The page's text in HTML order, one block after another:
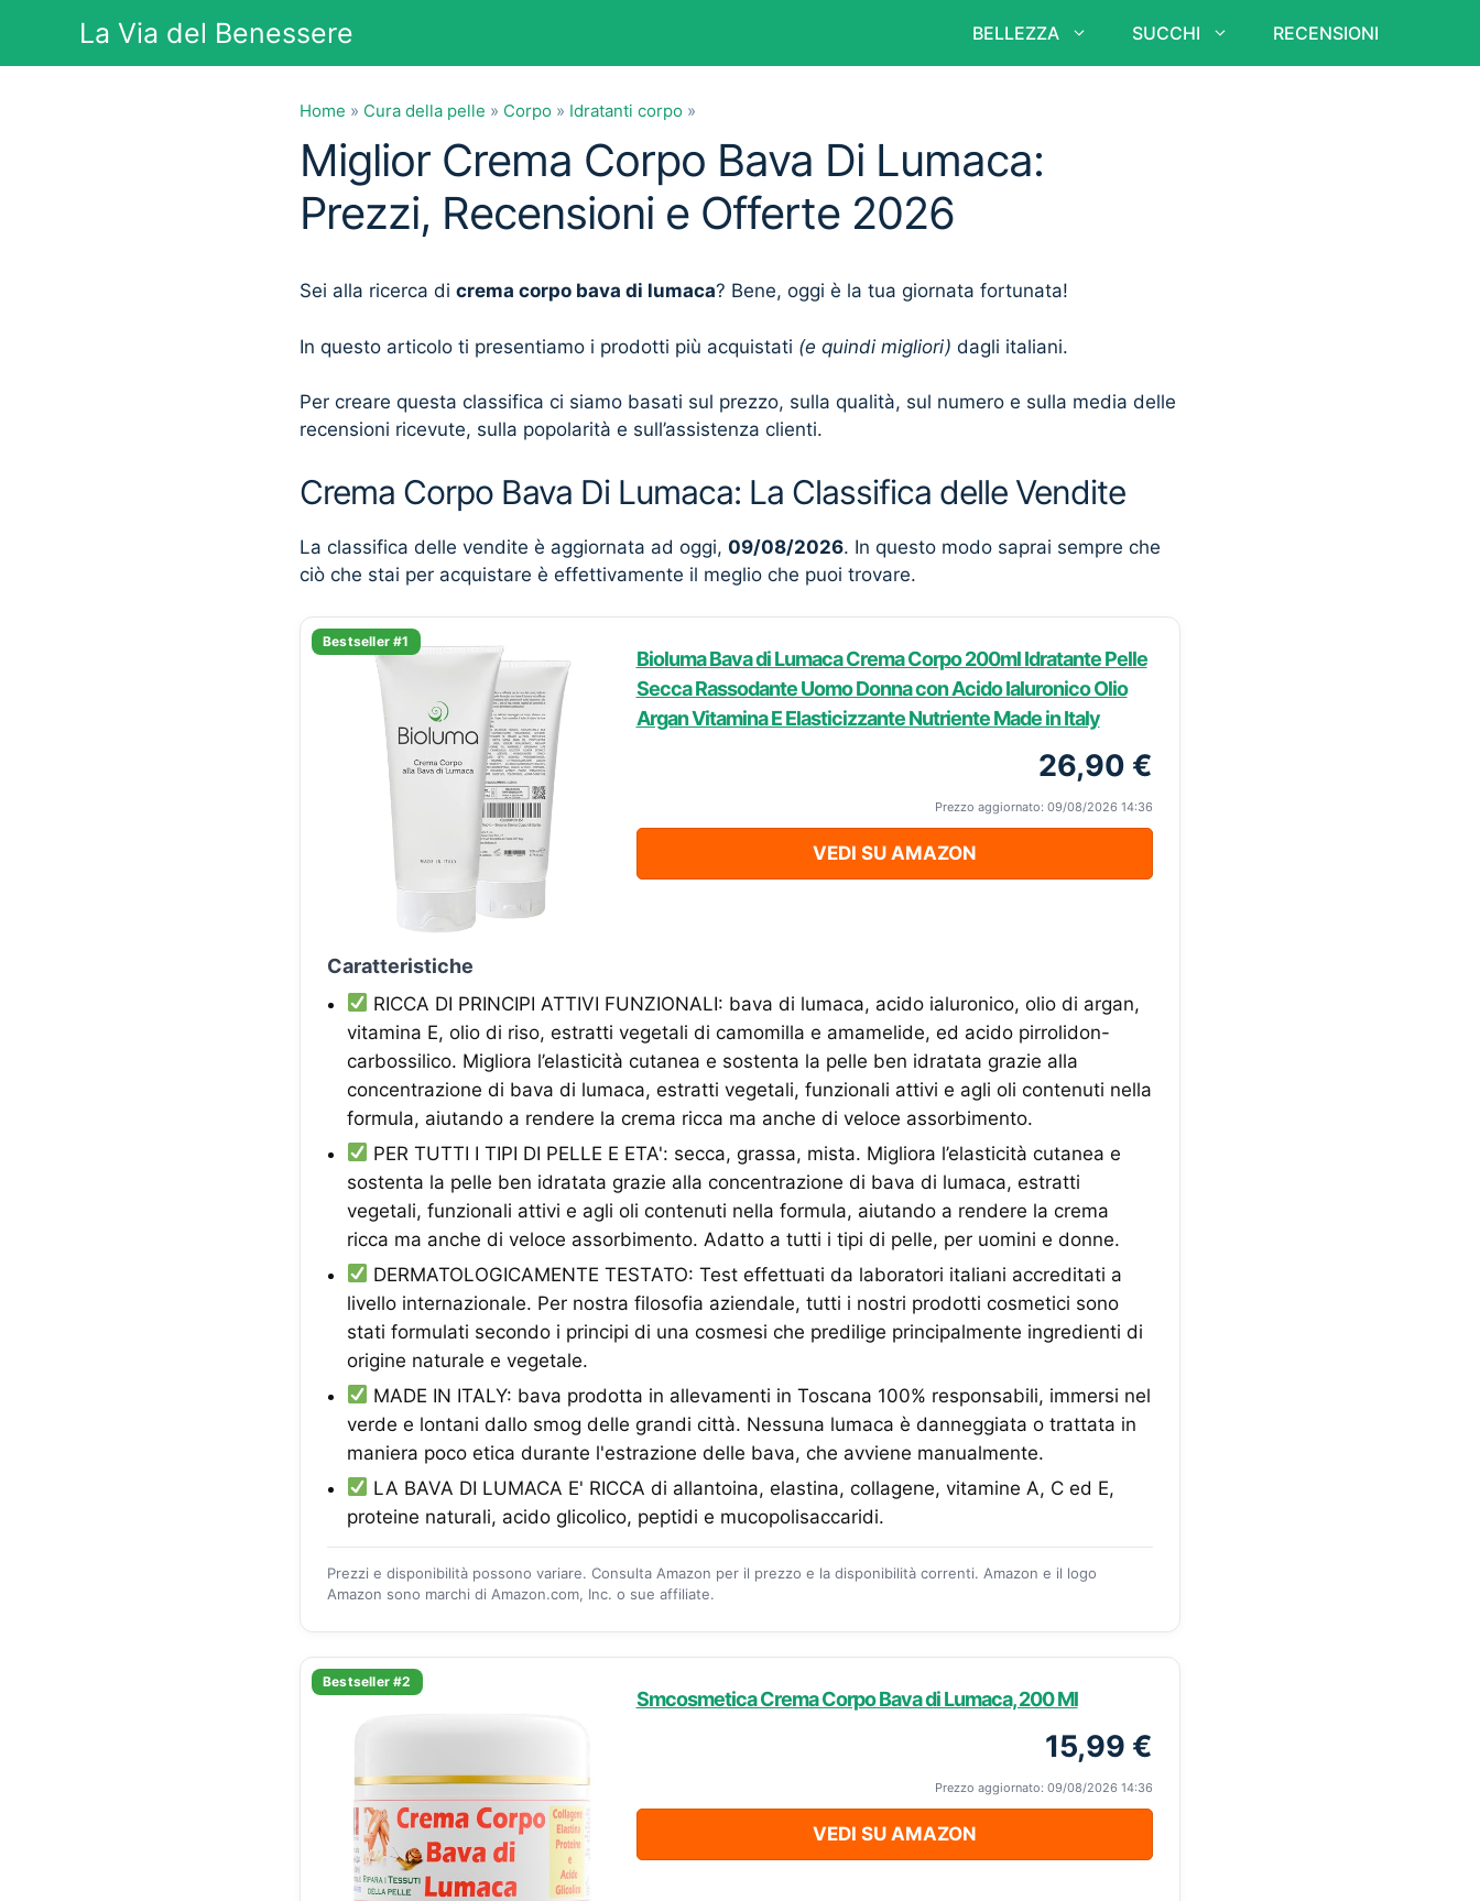
contenuto
La Via del Benessere BELLEZZA SUCCHI RECENSIONI
Home » Cura della pelle » Corpo » Idratanti corpo »
Miglior Crema Corpo Bava Di Lumaca:
Prezzi, Recensioni e Offerte 2026
Sei alla ricerca di crema corpo bava di lumaca? Bene, oggi è la tua giornata fortunata!
In questo articolo ti presentiamo i prodotti più acquistati (e quindi migliori) dagli italiani.
Per creare questa classifica ci siamo basati sul prezzo, sulla qualità, sul numero e sulla media delle
recensioni ricevute, sulla popolarità e sull’assistenza clienti.
Crema Corpo Bava Di Lumaca: La Classifica delle Vendite
La classifica delle vendite è aggiornata ad oggi, 09/08/2026. In questo modo saprai sempre che
ciò che stai per acquistare è effettivamente il meglio che puoi trovare.
Bestseller #1
Bioluma Bava di Lumaca Crema Corpo 200ml Idratante Pelle
Secca Rassodante Uomo Donna con Acido Ialuronico Olio
Argan Vitamina E Elasticizzante Nutriente Made in Italy
26,90 €
Prezzo aggiornato: 09/08/2026 14:36
VEDI SU AMAZON
Caratteristiche
RICCA DI PRINCIPI ATTIVI FUNZIONALI: bava di lumaca, acido ialuronico, olio di argan,
vitamina E, olio di riso, estratti vegetali di camomilla e amamelide, ed acido pirrolidon-
carbossilico. Migliora l’elasticità cutanea e sostenta la pelle ben idratata grazie alla
concentrazione di bava di lumaca, estratti vegetali, funzionali attivi e agli oli contenuti nella
formula, aiutando a rendere la crema ricca ma anche di veloce assorbimento.
PER TUTTI I TIPI DI PELLE E ETA': secca, grassa, mista. Migliora l’elasticità cutanea e
sostenta la pelle ben idratata grazie alla concentrazione di bava di lumaca, estratti
vegetali, funzionali attivi e agli oli contenuti nella formula, aiutando a rendere la crema
ricca ma anche di veloce assorbimento. Adatto a tutti i tipi di pelle, per uomini e donne.
DERMATOLOGICAMENTE TESTATO: Test effettuati da laboratori italiani accreditati a
livello internazionale. Per nostra filosofia aziendale, tutti i nostri prodotti cosmetici sono
stati formulati secondo i principi di una cosmesi che predilige principalmente ingredienti di
origine naturale e vegetale.
MADE IN ITALY: bava prodotta in allevamenti in Toscana 100% responsabili, immersi nel
verde e lontani dallo smog delle grandi città. Nessuna lumaca è danneggiata o trattata in
maniera poco etica durante l'estrazione delle bava, che avviene manualmente.
LA BAVA DI LUMACA E' RICCA di allantoina, elastina, collagene, vitamine A, C ed E,
proteine naturali, acido glicolico, peptidi e mucopolisaccaridi.
Prezzi e disponibilità possono variare. Consulta Amazon per il prezzo e la disponibilità correnti. Amazon e il logo
Amazon sono marchi di Amazon.com, Inc. o sue affiliate.
Bestseller #2
Smcosmetica Crema Corpo Bava di Lumaca, 200 Ml
15,99 €
Prezzo aggiornato: 09/08/2026 14:36
VEDI SU AMAZON